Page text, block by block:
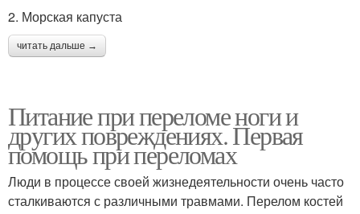
2. Морская капуста
читать дальше →
Питание при переломе ноги и
других повреждениях. Первая
помощь при переломах
Люди в процессе своей жизнедеятельности очень часто
сталкиваются с различными травмами. Перелом костей